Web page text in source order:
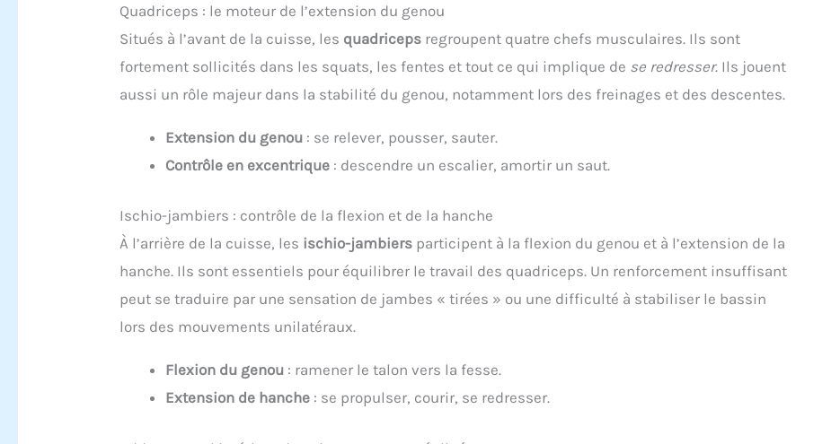
Quadriceps : le moteur de l’extension du genou
Situés à l’avant de la cuisse, les quadriceps regroupent quatre chefs musculaires. Ils sont
fortement sollicités dans les squats, les fentes et tout ce qui implique de se redresser. Ils jouent
aussi un rôle majeur dans la stabilité du genou, notamment lors des freinages et des descentes.
Extension du genou : se relever, pousser, sauter.
Contrôle en excentrique : descendre un escalier, amortir un saut.
Ischio-jambiers : contrôle de la flexion et de la hanche
À l’arrière de la cuisse, les ischio-jambiers participent à la flexion du genou et à l’extension de la
hanche. Ils sont essentiels pour équilibrer le travail des quadriceps. Un renforcement insuffisant
peut se traduire par une sensation de jambes « tirées » ou une difficulté à stabiliser le bassin
lors des mouvements unilatéraux.
Flexion du genou : ramener le talon vers la fesse.
Extension de hanche : se propulser, courir, se redresser.